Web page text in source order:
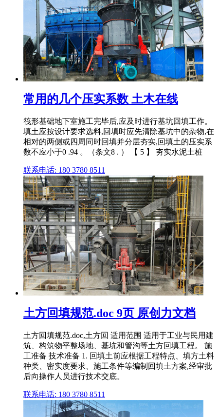
常用的几个压实系数 土木在线
筏形基础地下室施工完毕后,应及时进行基坑回填工作。
填土应按设计要求选料,回填时应先清除基坑中的杂物,在
相对的两侧或四周同时回填并分层夯实,回填土的压实系
数不应小于0 .94 。（条文8 . ） 【 5 】 夯实水泥土桩
联系电话: 180 3780 8511
土方回填规范.doc 9页 原创力文档
土方回填规范.doc,土方回 适用范围 适用于工业与民用建
筑、构筑物平整场地、基坑和管沟等土方回填工程。 施
工准备 技术准备 1. 回填土前应根据工程特点、填方土料
种类、密实度要求、施工条件等编制回填土方案,经审批
后向操作人员进行技术交底。
联系电话: 180 3780 8511